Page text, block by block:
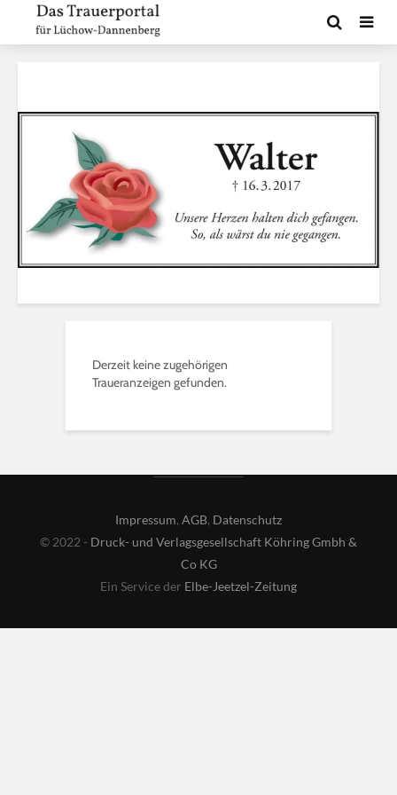
Derzeit keine zugehörigen
Traueranzeigen gefunden.
Impressum, AGB, Datenschutz
© 2022 - Druck- und Verlagsgesellschaft Köhring Gmbh &
Co KG
Ein Service der Elbe-Jeetzel-Zeitung